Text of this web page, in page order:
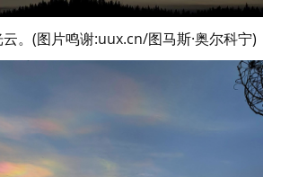
。(图片鸣谢:uux.cn/图马斯·奥尔科宁)